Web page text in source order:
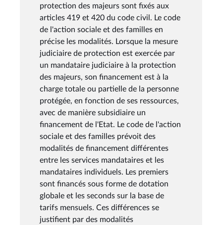
protection des majeurs sont fixés aux
articles 419 et 420 du code civil. Le code
de l'action sociale et des familles en
précise les modalités. Lorsque la mesure
judiciaire de protection est exercée par
un mandataire judiciaire à la protection
des majeurs, son financement est à la
charge totale ou partielle de la personne
protégée, en fonction de ses ressources,
avec de manière subsidiaire un
financement de l'Etat. Le code de l'action
sociale et des familles prévoit des
modalités de financement différentes
entre les services mandataires et les
mandataires individuels. Les premiers
sont financés sous forme de dotation
globale et les seconds sur la base de
tarifs mensuels. Ces différences se
justifient par des modalités